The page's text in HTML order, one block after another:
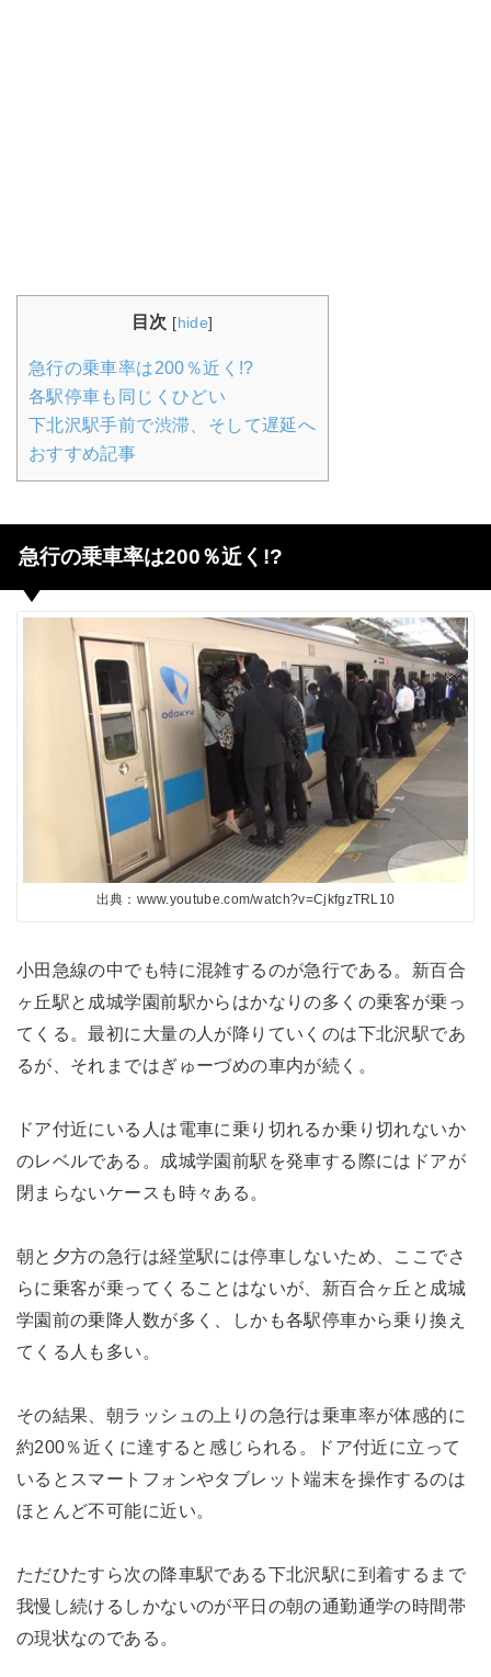
目次 [hide]
急行の乗車率は200％近く!?
各駅停車も同じくひどい
下北沢駅手前で渋滞、そして遅延へ
おすすめ記事
急行の乗車率は200％近く!?
出典：www.youtube.com/watch?v=CjkfgzTRL10
小田急線の中でも特に混雑するのが急行である。新百合
ヶ丘駅と成城学園前駅からはかなりの多くの乗客が乗っ
てくる。最初に大量の人が降りていくのは下北沢駅であ
るが、それまではぎゅーづめの車内が続く。
ドア付近にいる人は電車に乗り切れるか乗り切れないか
のレベルである。成城学園前駅を発車する際にはドアが
閉まらないケースも時々ある。
朝と夕方の急行は経堂駅には停車しないため、ここでさ
らに乗客が乗ってくることはないが、新百合ヶ丘と成城
学園前の乗降人数が多く、しかも各駅停車から乗り換え
てくる人も多い。
その結果、朝ラッシュの上りの急行は乗車率が体感的に
約200％近くに達すると感じられる。ドア付近に立って
いるとスマートフォンやタブレット端末を操作するのは
ほとんど不可能に近い。
ただひたすら次の降車駅である下北沢駅に到着するまで
我慢し続けるしかないのが平日の朝の通勤通学の時間帯
の現状なのである。